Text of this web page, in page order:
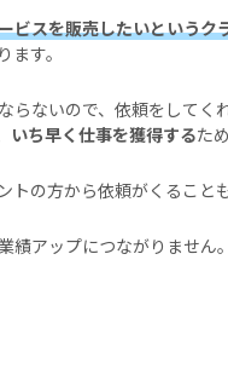
ビスを販売したいというク
ます。
らないので、依頼をしてく
いち早く仕事を獲得するた
の方から依頼がくること
績アップにつながりません。